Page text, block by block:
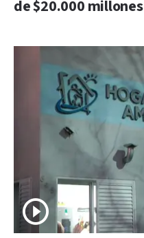
de $20.000 millones